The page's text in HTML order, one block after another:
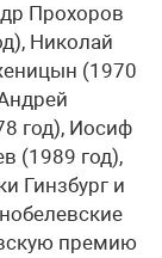
Прохоров
Николай
(1970
год), Иосиф
(1989 год),
Гинзбург и
премию